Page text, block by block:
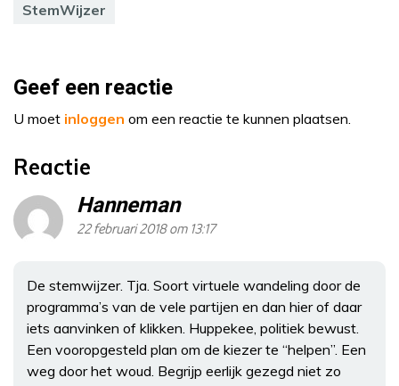
StemWijzer
Geef een reactie
U moet inloggen om een reactie te kunnen plaatsen.
Reactie
Hanneman
22 februari 2018 om 13:17
De stemwijzer. Tja. Soort virtuele wandeling door de
programma’s van de vele partijen en dan hier of daar
iets aanvinken of klikken. Huppekee, politiek bewust.
Een vooropgesteld plan om de kiezer te “helpen”. Een
weg door het woud. Begrijp eerlijk gezegd niet zo